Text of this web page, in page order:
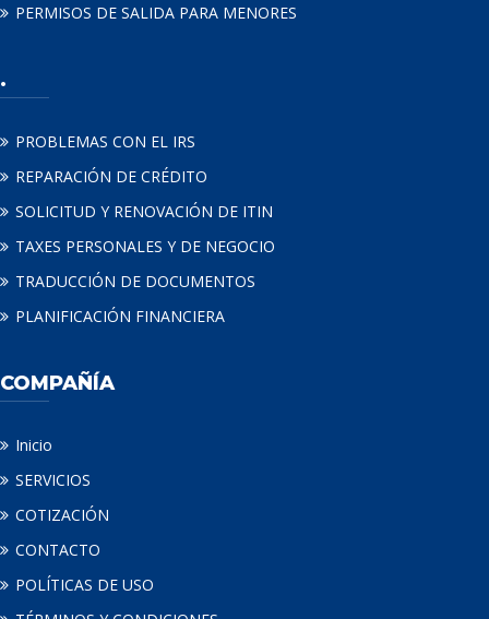
PERMISOS DE SALIDA PARA MENORES
.
PROBLEMAS CON EL IRS
REPARACIÓN DE CRÉDITO
SOLICITUD Y RENOVACIÓN DE ITIN
TAXES PERSONALES Y DE NEGOCIO
TRADUCCIÓN DE DOCUMENTOS
PLANIFICACIÓN FINANCIERA
COMPAÑÍA
Inicio
SERVICIOS
COTIZACIÓN
CONTACTO
POLÍTICAS DE USO